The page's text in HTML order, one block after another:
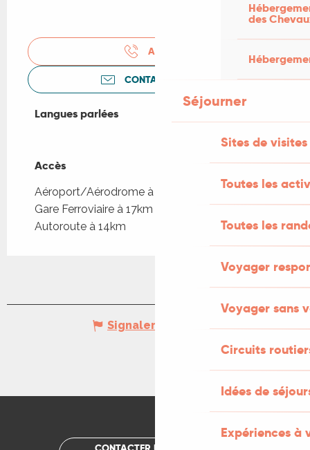
des
Séjourner
Sites de visites
Toutes les
Toutes les
Voyager
Voyager sans
Circuits
Idées de
Expériences à
APPELER
CONTACTEZ-NOUS
Langues parlées
Langues parlées
Accès
Accès
Aéroport/Aérodrome à 90km
Gare Ferroviaire à 17km
Autoroute à 14km
Signaler une erreur